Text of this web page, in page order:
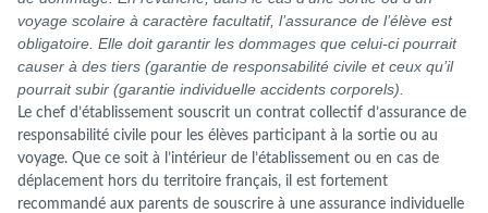
voyage scolaire à caractère facultatif, l’assurance de l’élève est
obligatoire. Elle doit garantir les dommages que celui-ci pourrait
causer à des tiers (garantie de responsabilité civile et ceux qu’il
pourrait subir (garantie individuelle accidents corporels).
Le chef d’établissement souscrit un contrat collectif d’assurance de
responsabilité civile pour les élèves participant à la sortie ou au
voyage. Que ce soit à l’intérieur de l’établissement ou en cas de
déplacement hors du territoire français, il est fortement
recommandé aux parents de souscrire à une assurance individuelle